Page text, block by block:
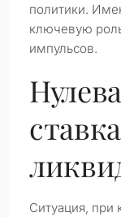
политики.
ключевую
импульсов.
Ситуация, при